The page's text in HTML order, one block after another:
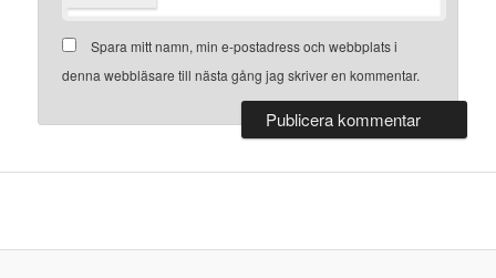
Spara mitt namn, min e-postadress och webbplats i
denna webbläsare till nästa gång jag skriver en kommentar.